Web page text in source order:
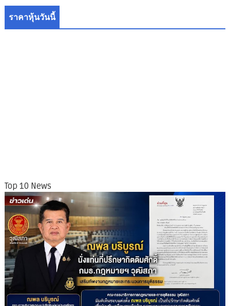
ราคาหุ้นวันนี้
Top 10 News